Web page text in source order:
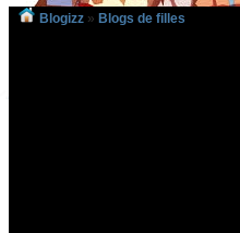
Blogizz » Blogs de filles